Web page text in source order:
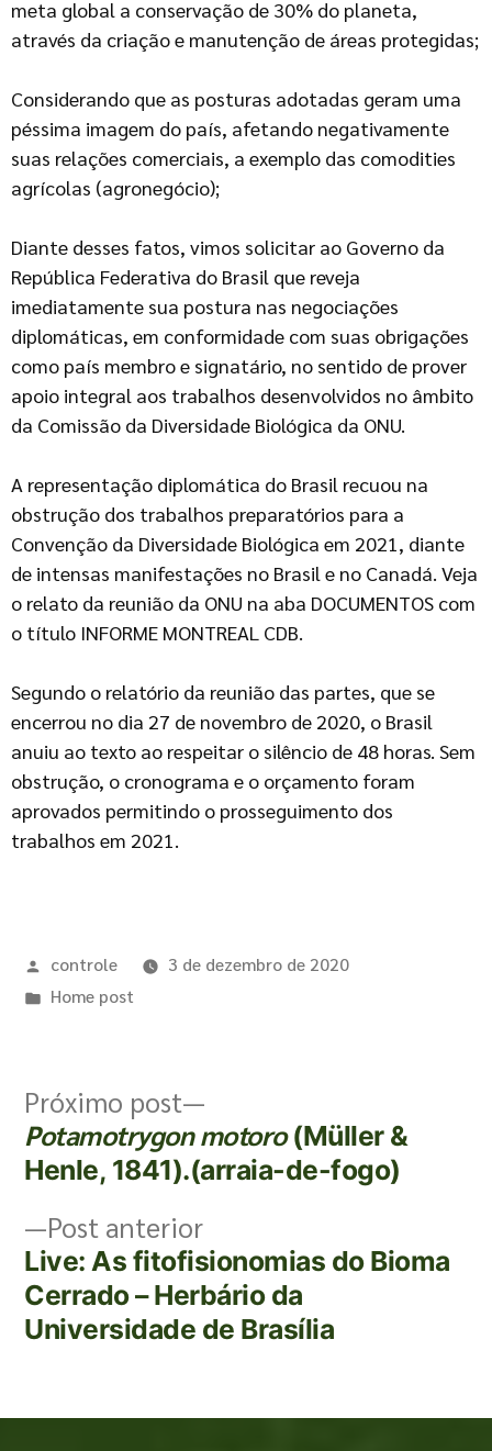
meta global a conservação de 30% do planeta,
através da criação e manutenção de áreas protegidas;
Considerando que as posturas adotadas geram uma
péssima imagem do país, afetando negativamente
suas relações comerciais, a exemplo das comodities
agrícolas (agronegócio);
Diante desses fatos, vimos solicitar ao Governo da
República Federativa do Brasil que reveja
imediatamente sua postura nas negociações
diplomáticas, em conformidade com suas obrigações
como país membro e signatário, no sentido de prover
apoio integral aos trabalhos desenvolvidos no âmbito
da Comissão da Diversidade Biológica da ONU.
A representação diplomática do Brasil recuou na
obstrução dos trabalhos preparatórios para a
Convenção da Diversidade Biológica em 2021, diante
de intensas manifestações no Brasil e no Canadá. Veja
o relato da reunião da ONU na aba DOCUMENTOS com
o título INFORME MONTREAL CDB.
Segundo o relatório da reunião das partes, que se
encerrou no dia 27 de novembro de 2020, o Brasil
anuiu ao texto ao respeitar o silêncio de 48 horas. Sem
obstrução, o cronograma e o orçamento foram
aprovados permitindo o prosseguimento dos
trabalhos em 2021.
controle
3 de dezembro de 2020
Home post
Post anterior
Live: As fitofisionomias do Bioma
Cerrado – Herbário da
Universidade de Brasília
Próximo post
Potamotrygon motoro(Müller &
Henle, 1841).(arraia-de-fogo)